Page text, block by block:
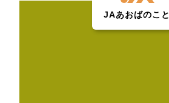
JAあおばのこと